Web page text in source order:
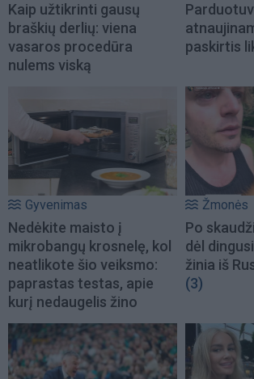
Kaip užtikrinti gausų
braškių derlių: viena
vasaros procedūra
nulems viską
paskirtis
Gyvenimas
Nedėkite maisto į
mikrobangų krosnelę, kol
neatlikote šio veiksmo:
paprastas testas, apie
kurį nedaugelis žino
Žmonės
Po
dėl
žinia iš
(3)